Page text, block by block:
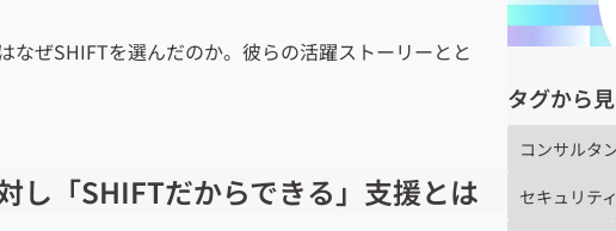
なぜSHIFTを選んだのか。彼らの活躍ストーリーとと
し「SHIFTだからできる」支援とは
タグから
コンサルタ
セキュリテ